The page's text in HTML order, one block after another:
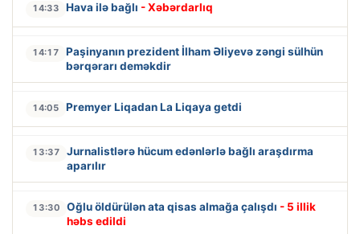
14:33 Hava ilə bağlı - Xəbərdarlıq
14:17
Paşinyanın prezident İlham Əliyevə zəngi sülhün
bərqərarı deməkdir
14:05 Premyer Liqadan La Liqaya getdi
13:37
Jurnalistlərə hücum edənlərlə bağlı araşdırma
aparılır
13:30 Oğlu öldürülən ata qisas almağa çalışdı - 5 illik
həbs edildi